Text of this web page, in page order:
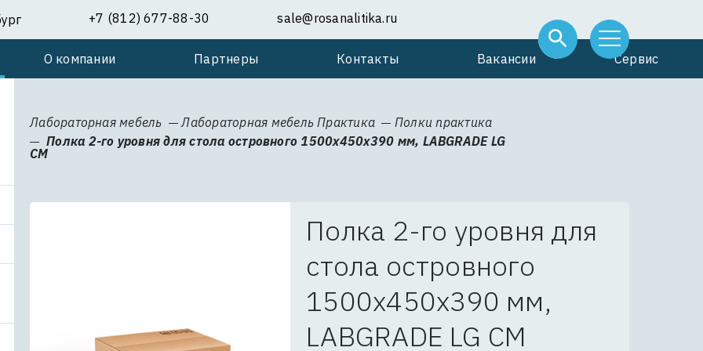
+7 (812) 677-88-30 sale@rosanalitika.ru
О компании Партнеры Контакты Вакансии Сервис
Лабораторная мебель Лабораторная мебель Практика
Полки практика
Полка 2-го уровня для стола островного 1500х450х390 мм, LABGRADE LG
СМ
Полка 2-го уровня для
стола островного
1500х450х390 мм,
LABGRADE LG СМ